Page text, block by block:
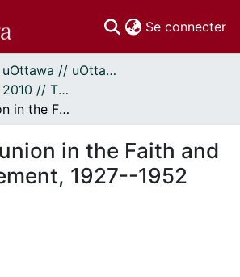
Se connecter
Thèses uOttawa // uOttawa Theses
Thèses, 1910 - 2010 // Theses, 1910 - 2010
Intercommunion in the Faith and Order Movement, 1927--1952
in the Faith and
1927--1952